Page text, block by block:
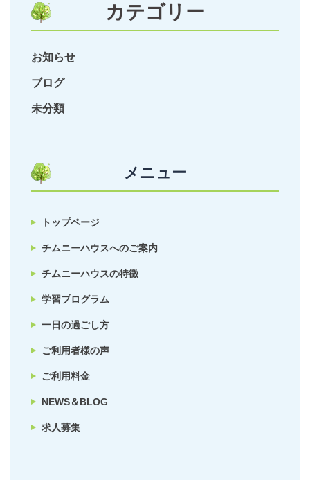
カテゴリー
お知らせ
ブログ
未分類
メニュー
トップページ
チムニーハウスへのご案内
チムニーハウスの特徴
学習プログラム
一日の過ごし方
ご利用者様の声
ご利用料金
NEWS＆BLOG
求人募集